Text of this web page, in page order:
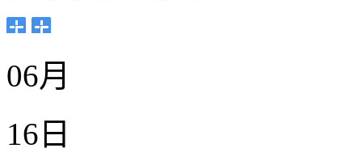
06月
16日